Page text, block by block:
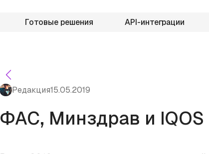
Готовые решения API-интеграции
Редакция15.05.2019
ФАС, Минздрав и IQOS